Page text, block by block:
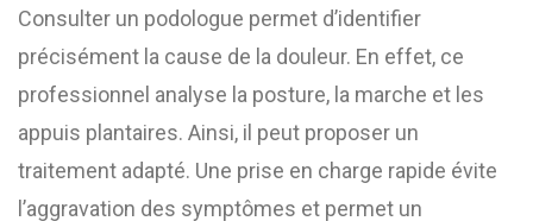
Consulter un podologue permet d’identifier
précisément la cause de la douleur. En effet, ce
professionnel analyse la posture, la marche et les
appuis plantaires. Ainsi, il peut proposer un
traitement adapté. Une prise en charge rapide évite
l’aggravation des symptômes et permet un